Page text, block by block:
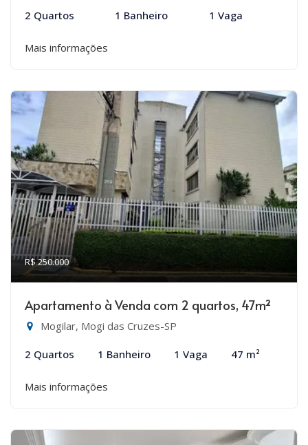
2 Quartos 1 Banheiro 1 Vaga
Mais informações
R$ 250.000
Apartamento à Venda com 2 quartos, 47m²
Mogilar, Mogi das Cruzes-SP
2 Quartos 1 Banheiro 1 Vaga 47 m²
Mais informações